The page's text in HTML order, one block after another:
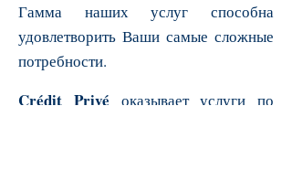
Гамма наших услуг способна
удовлетворить Ваши самые сложные
потребности.
Crédit Privé
оказывает услуги по